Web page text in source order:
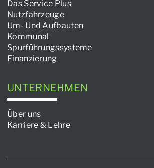
Das Service Plus
Nutzfahrzeuge
Um- Und Aufbauten
Kommunal
Spurführungssysteme
Finanzierung
UNTERNEHMEN
Über uns
Karriere & Lehre